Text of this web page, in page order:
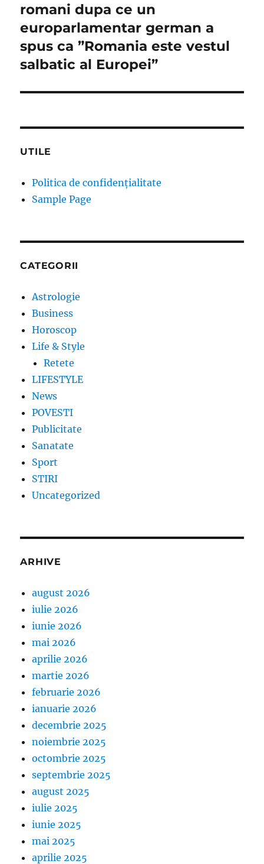
post:
romani dupa ce un
europarlamentar german a
spus ca ”Romania este vestul
salbatic al Europei”
UTILE
Politica de confidențialitate
Sample Page
CATEGORII
Astrologie
Business
Horoscop
Life & Style
Retete
LIFESTYLE
News
POVESTI
Publicitate
Sanatate
Sport
STIRI
Uncategorized
ARHIVE
august 2026
iulie 2026
iunie 2026
mai 2026
aprilie 2026
martie 2026
februarie 2026
ianuarie 2026
decembrie 2025
noiembrie 2025
octombrie 2025
septembrie 2025
august 2025
iulie 2025
iunie 2025
mai 2025
aprilie 2025